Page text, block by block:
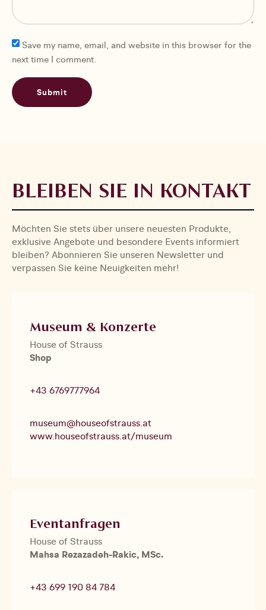
Save my name, email, and website in this browser for the
next time I comment.
Submit
BLEIBEN SIE IN KONTAKT
Möchten Sie stets über unsere neuesten Produkte,
exklusive Angebote und besondere Events informiert
bleiben? Abonnieren Sie unseren Newsletter und
verpassen Sie keine Neuigkeiten mehr!
Museum & Konzerte
House of Strauss
Shop
+43 6769777964
museum@houseofstrauss.at
www.houseofstrauss.at/museum
Eventanfragen
House of Strauss
Mahsa Rezazadeh-Rakic, MSc.
+43 699 190 84 784